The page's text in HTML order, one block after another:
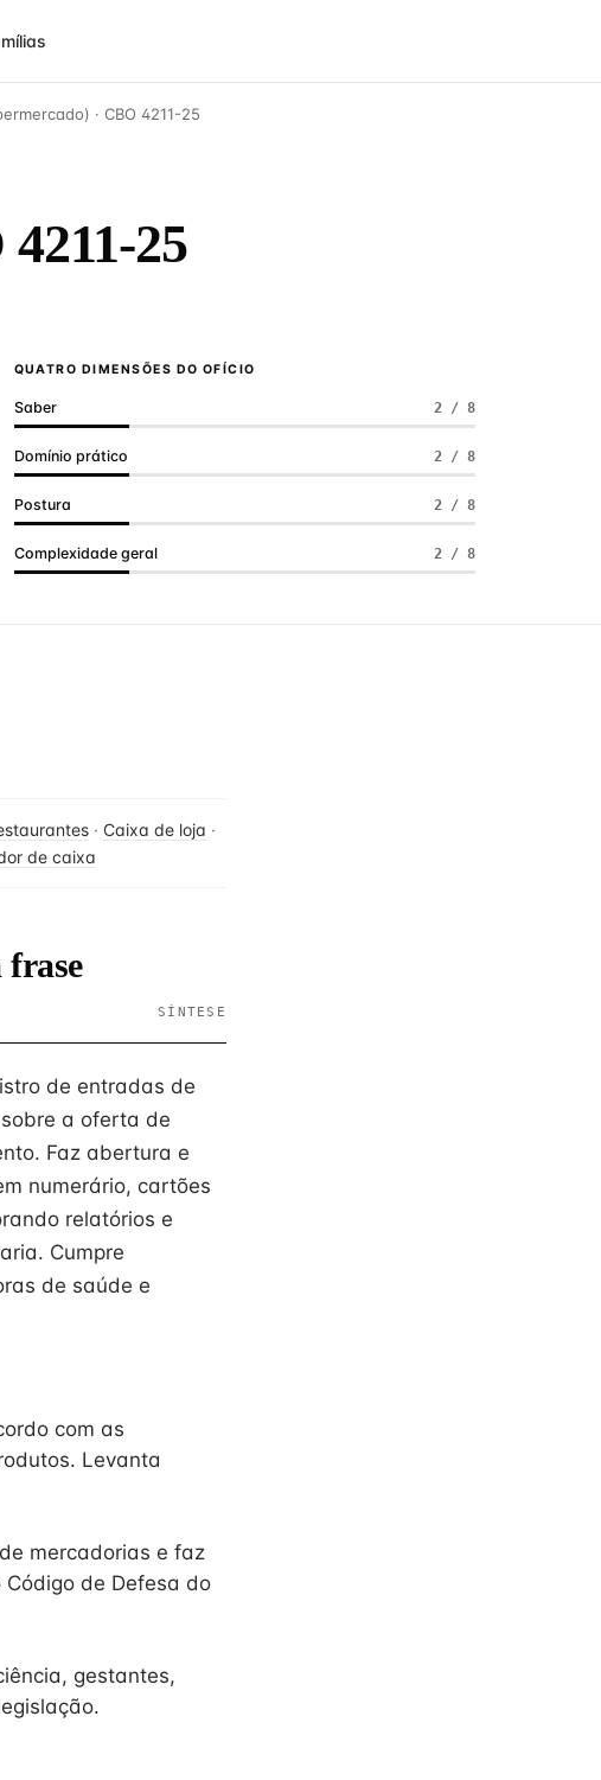
· CBO 4211-25
25
QUATRO DIMENSÕES DO OFÍCIO
Saber 2 / 8
Domínio prático 2 / 8
Postura 2 / 8
Complexidade geral 2 / 8
· Caixa de loja ·
de caixa
frase
SÍNTESE
de entradas de
a oferta de
Faz abertura e
numerário, cartões
relatórios e
Cumpre
de saúde e
com as
Levanta
mercadorias e faz
de Defesa do
gestantes,